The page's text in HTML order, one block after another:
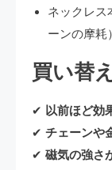
ネックレス
ーンの摩耗
買い替
✔ 以前ほど効
✔ チェーンや
✔ 磁気の強さ